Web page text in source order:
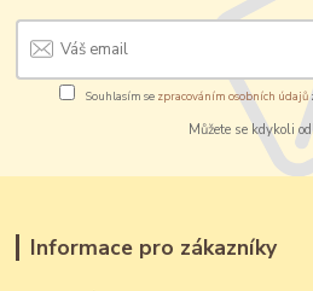
Souhlasím se zpracováním osobních údajů
Můžete se kdykoli
Informace pro zákazníky